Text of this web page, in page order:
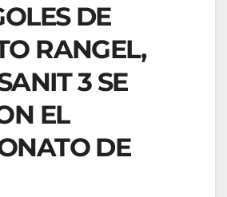
DE
RANGEL,
3 SE
EL
DE